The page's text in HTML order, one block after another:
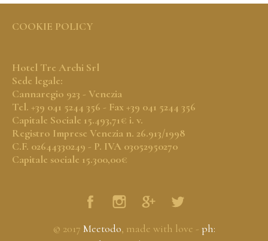
COOKIE POLICY
Hotel Tre Archi Srl
Sede legale:
Cannaregio 923 - Venezia
Tel. +39 041 5244 356 - Fax +39 041 5244 356
Capitale Sociale 15.493,71€ i. v.
Registro Imprese Venezia n. 26.913/1998
C.F. 02644330249 - P. IVA 03052950270
Capitale sociale 15.300,00€
© 2017 Meetodo, made with love - ph: